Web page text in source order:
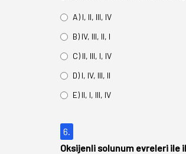
A) I, II, III, IV
B) IV, III, II, I
C) II, III, I, IV
D) I, IV, III, II
E) II, I, III, IV
6.
Oksijenli solunum evreleri ile